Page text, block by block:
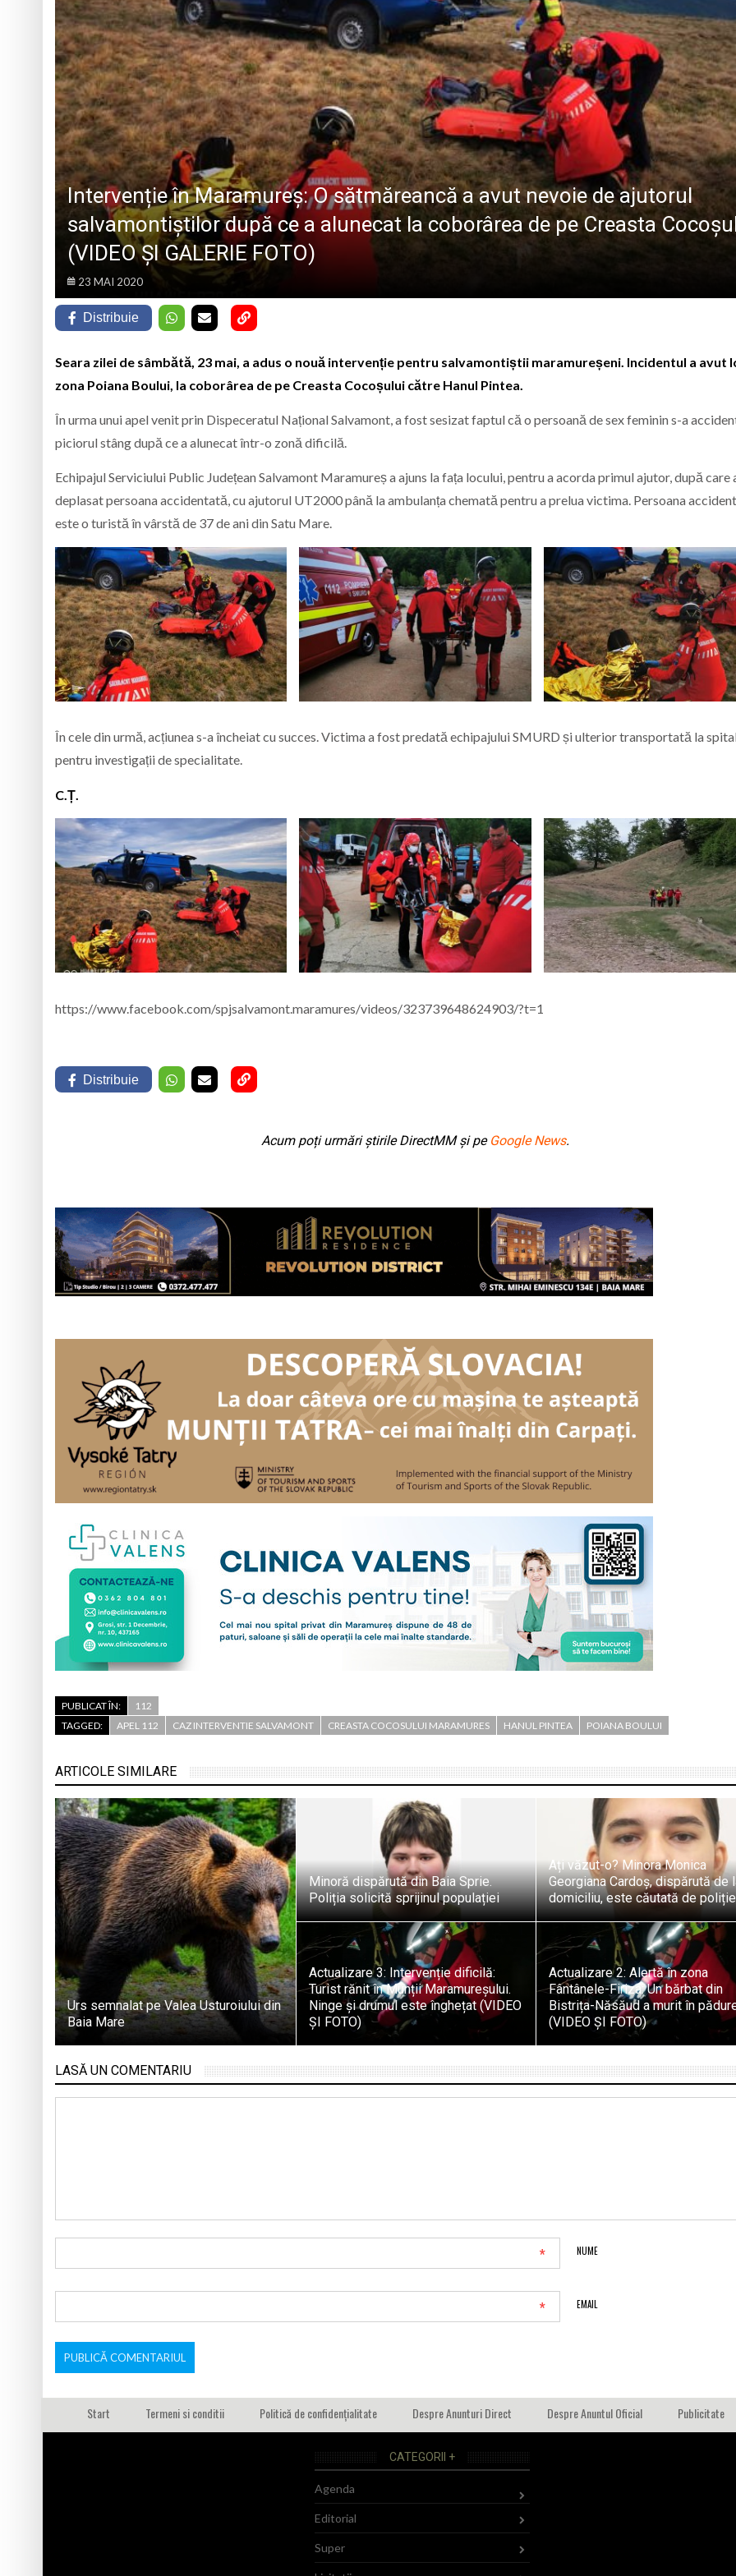
Loc de muncă în Baia Mare: URBIS caută electrician pe perioadă
6 august 1945, ziua în care lumea a intrat în era atomică
Schimbarea la Față a Domnului – semnificația sărbătorii din 6 august
Prognoza meteo Maramureș, joi 6 august 2026
ACTIVITĂȚI DE INFORMARE ȘI SPRIJIN
PENTRU MAME
Intervenție în Maramureș: O sătmăreancă a avut nevoie de ajutorul
salvamontiștilor după ce a alunecat la coborârea de pe Creasta
(VIDEO ȘI GALERIE FOTO)
23 MAI 2020
Distribuie
Seara zilei de sâmbătă, 23 mai, a adus o nouă intervenție pentru salvamontiștii maramureșeni. Incidentul a avut
zona Poiana Boului, la coborârea de pe Creasta Cocoșului către Hanul Pintea.
În urma unui apel venit prin Dispeceratul Național Salvamont, a fost sesizat faptul că o persoană de sex feminin s-a
piciorul stâng după ce a alunecat într-o zonă dificilă.
Echipajul Serviciului Public Județean Salvamont Maramureș a ajuns la fața locului, pentru a acorda primul ajutor, după care
deplasat persoana accidentată, cu ajutorul UT2000 până la ambulanța chemată pentru a prelua victima. Persoana
este o turistă în vârstă de 37 de ani din Satu Mare.
În cele din urmă, acțiunea s-a încheiat cu succes. Victima a fost predată echipajului SMURD și ulterior transportată la
pentru investigații de specialitate.
C.Ț.
https://www.facebook.com/spjsalvamont.maramures/videos/323739648624903/?t=1
Distribuie
Acum poți urmări știrile DirectMM și pe Google News.
PUBLICAT ÎN:
112
TAGGED:
APEL 112 CAZ INTERVENTIE SALVAMONT CREASTA COCOSULUI MARAMURES HANUL PINTEA POIANA BOULUI
ARTICOLE SIMILARE
Urs semnalat pe Valea Usturoiului din
Baia Mare
Minoră dispărută din Baia Sprie.
Poliția solicită sprijinul populației
Ați văzut-o? Minora Monica
Georgiana Cardoș, dispărută de
domiciliu, este căutată de poliție
Actualizare 3: Intervenție dificilă:
Turist rănit în Munții Maramureșului.
Ninge și drumul este înghețat (VIDEO
ȘI FOTO)
Actualizare 2: Alertă în zona
Fântânele-Firiza: Un bărbat din
Bistrița-Năsăud a murit în
(VIDEO ȘI FOTO)
LASĂ UN COMENTARIU
NUME
*
EMAIL
*
Start Termeni si conditii Politică de confidențialitate Despre Anunturi Direct Despre Anuntul Oficial Publicitate
CATEGORII +
Agenda
Editorial
Super